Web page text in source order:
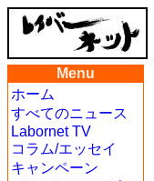
Menu
ホーム
すべてのニュース
Labornet TV
コラム/エッセイ
キャンペーン